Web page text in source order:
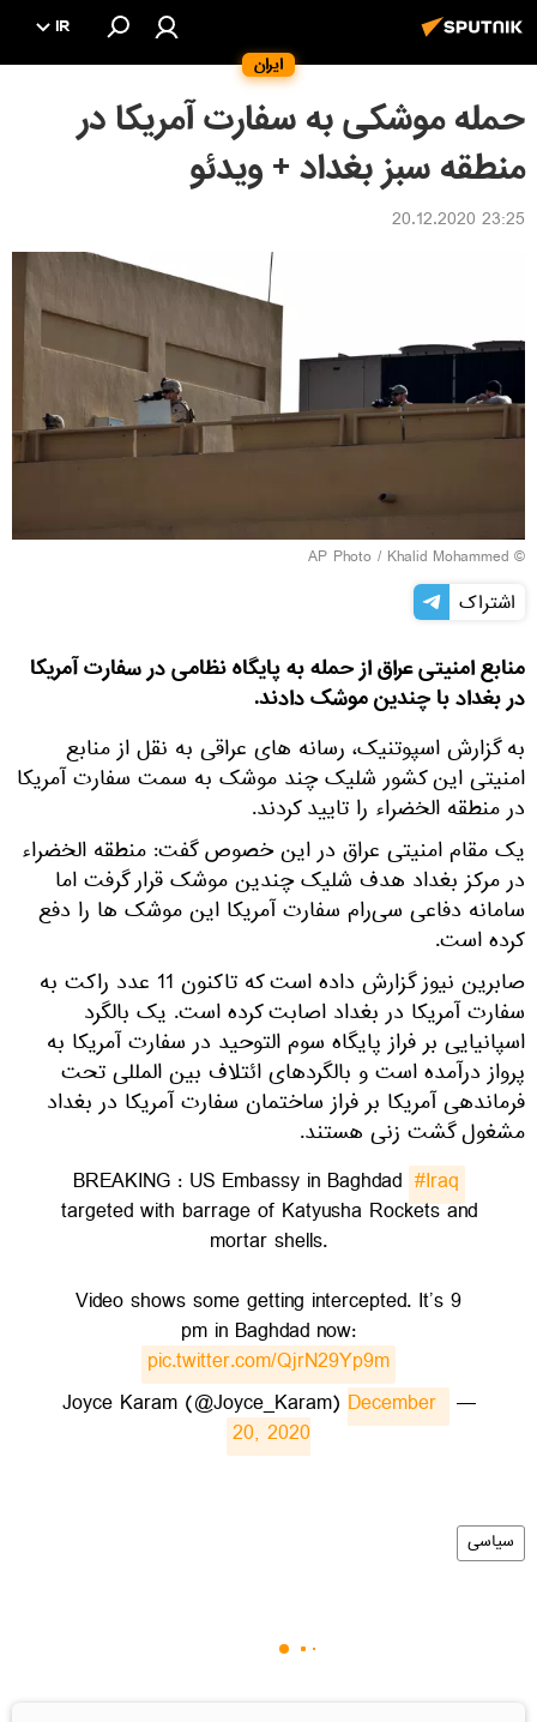
ایران
IR
حمله موشکی به سفارت آمریکا در
منطقه سبز بغداد + ویدئو
23:25 20.12.2020
© AP Photo / Khalid Mohammed
اشتراک
منابع امنیتی عراق از حمله به پایگاه نظامی در سفارت آمریکا
در بغداد با چندین موشک دادند.
به گزارش اسپوتنیک، رسانه های عراقی به نقل از منابع
امنیتی این کشور شلیک چند موشک به سمت سفارت آمریکا
در منطقه الخضراء را تایید کردند.
یک مقام امنیتی عراق در این خصوص گفت: منطقه الخضراء
در مرکز بغداد هدف شلیک چندین موشک قرار گرفت اما
سامانه دفاعی سی‌رام سفارت آمریکا این موشک ها را دفع
کرده است.
صابرین نیوز گزارش داده است که تاکنون 11 عدد راکت به
سفارت آمریکا در بغداد اصابت کرده است. یک بالگرد
اسپانیایی بر فراز پایگاه سوم التوحید در سفارت آمریکا به
پرواز درآمده است و بالگردهای ائتلاف بین المللی تحت
فرماندهی آمریکا بر فراز ساختمان سفارت آمریکا در بغداد
مشغول گشت زنی هستند.
BREAKING : US Embassy in Baghdad #Iraq
targeted with barrage of Katyusha Rockets and
mortar shells.
Video shows some getting intercepted. It’s 9
pm in Baghdad now:
pic.twitter.com/QjrN29Yp9m
— Joyce Karam (@Joyce_Karam)
December
20, 2020
سیاسی